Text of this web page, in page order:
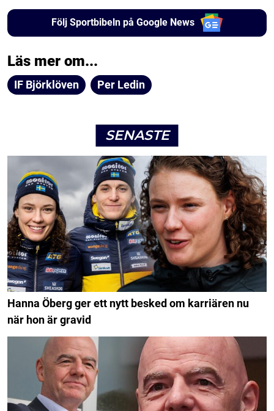
Följ Sportbibeln på Google News
Läs mer om...
IF Björklöven Per Ledin
SENASTE
Hanna Öberg ger ett nytt besked om karriären nu
när hon är gravid